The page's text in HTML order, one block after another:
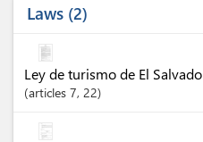
Laws 2
Ley de turismo de El Salvado
articles 7, 22